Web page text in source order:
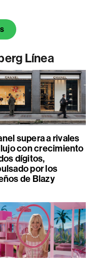
Línea
supera a rivales
con crecimiento
dígitos,
por los
de Blazy